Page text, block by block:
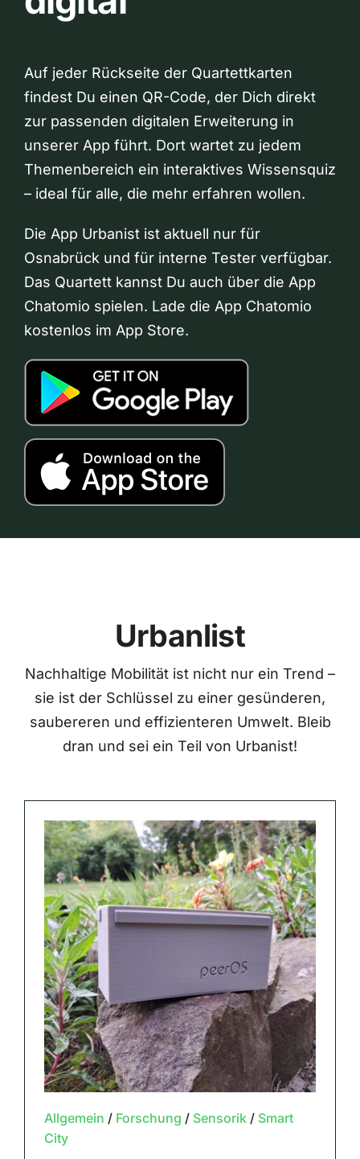
Auf jeder Rückseite der Quartettkarten
findest Du einen QR-Code, der Dich direkt
zur passenden digitalen Erweiterung in
unserer App führt. Dort wartet zu jedem
Themenbereich ein interaktives Wissensquiz
– ideal für alle, die mehr erfahren wollen.
Die App Urbanist ist aktuell nur für
Osnabrück und für interne Tester verfügbar.
Das Quartett kannst Du auch über die App
Chatomio spielen. Lade die App Chatomio
kostenlos im App Store.
Urbanlist
Nachhaltige Mobilität ist nicht nur ein Trend –
sie ist der Schlüssel zu einer gesünderen,
saubereren und effizienteren Umwelt. Bleib
dran und sei ein Teil von Urbanist!
Allgemein / Forschung / Sensorik/ Smart
City